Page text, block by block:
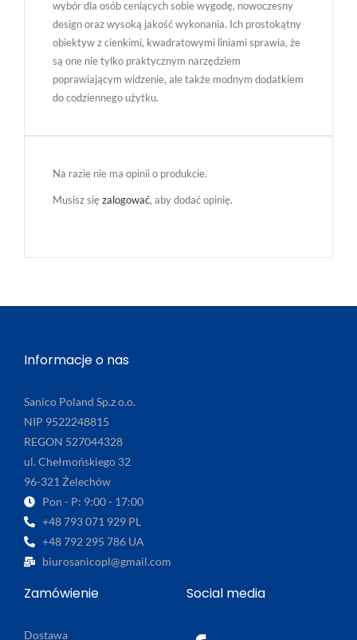
wybór dla osób ceniących sobie wygodę, nowoczesny
design oraz wysoką jakość wykonania. Ich prostokątny
obiektyw z cienkimi, kwadratowymi liniami sprawia, że
są one nie tylko praktycznym narzędziem
poprawiającym widzenie, ale także modnym dodatkiem
do codziennego użytku.
Na razie nie ma opinii o produkcie.
Musisz sięzalogować, aby dodać opinię.
Informacje o nas
Sanico Poland Sp.z o.o.
NIP 9522248815
REGON 527044328
ul. Chełmońskiego 32
96-321 Żelechów
Pon - P: 9:00 - 17:00
+48 793 071 929 PL
+48 792 295 786 UA
biurosanicopl@gmail.com
Zamówienie
Dostawa
Social media